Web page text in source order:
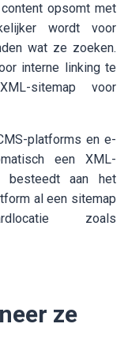
opsomt met
wordt voor
wat ze zoeken.
interne linking te
sitemap voor
platforms en e-
een XML-
besteedt aan het
al een sitemap
zoals
ze